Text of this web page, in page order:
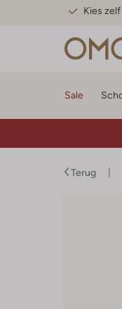
Kies
Sale
Terug